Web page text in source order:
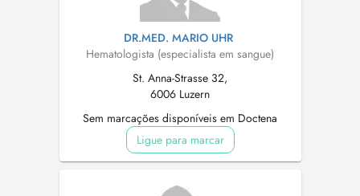
DR.MED. MARIO UHR
Hematologista (especialista em sangue)
St. Anna-Strasse 32,
6006 Luzern
Sem marcações disponíveis em Doctena
Ligue para marcar